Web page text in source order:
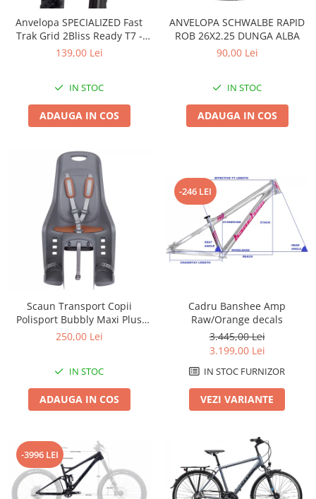
Camere
Cuvete (headset)
Frâne pe jantă
Plăcuțe frână
Piese frâne
Frâne pe disc
Furci fixe
Piese furci
Furci cu suspensie
Ghidaje și întinzătoare lanț
Ghidoane și atașabile
Jante
Manete Schimbător, Frâna, Combo
Manete frână
Manete combo
Manete schimbător
Manșoane și ghidolină
Ghidolină
Pompe
Produse întreținere
Scule și dispozitive
Sisteme antifurt
Sonerii
Suporți și portbagaje auto
Încălțăminte
Anvelopa SPECIALIZED Fast
Trak Grid 2Bliss Ready T7 -
29x2.35 Black - Tubeless
139,00 Lei
IN STOC
ADAUGA IN COS
ANVELOPA SCHWALBE RAPID
ROB 26X2.25 DUNGA ALBA
90,00 Lei
IN STOC
ADAUGA IN COS
Scaun Transport Copii
Polisport Bubbly Maxi Plus
CFS PRINDERE pe PORTBAGAJ
250,00 Lei
IN STOC
ADAUGA IN COS
-246 LEI
Cadru Banshee Amp
Raw/Orange decals
3.445,00 Lei
3.199,00 Lei
IN STOC FURNIZOR
VEZI VARIANTE
-3996 LEI